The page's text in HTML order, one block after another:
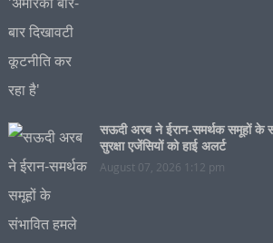
सऊदी अरब ने ईरान-समर्थक समूहों के
सुरक्षा एजेंसियों को हाई अलर्ट
August 07, 2026 1:12 pm